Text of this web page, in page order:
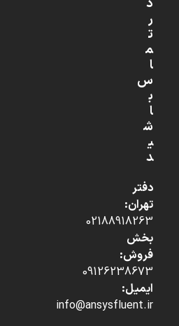
د
ر
ت
م
ا
س
ب
ا
ش
ی
د
دفتر
تهران:
02188918263
بخش
فروش:
09126238673
ایمیل:
info@ansysfluent.ir